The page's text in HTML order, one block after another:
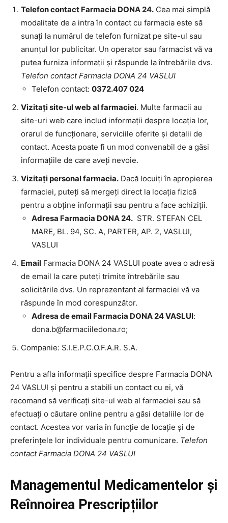
Telefon contact Farmacia DONA 24. Cea mai simplă
modalitate de a intra în contact cu farmacia este să
sunați la numărul de telefon furnizat pe site-ul sau
anunțul lor publicitar. Un operator sau farmacist vă va
putea furniza informații și răspunde la întrebările dvs.
Telefon contact Farmacia DONA 24 VASLUI
Telefon contact: 0372.407 024
Vizitați site-ul web al farmaciei. Multe farmacii au
site-uri web care includ informații despre locația lor,
orarul de funcționare, serviciile oferite și detalii de
contact. Acesta poate fi un mod convenabil de a găsi
informațiile de care aveți nevoie.
Vizitați personal farmacia. Dacă locuiți în apropierea
farmaciei, puteți să mergeți direct la locația fizică
pentru a obține informații sau pentru a face achiziții.
Adresa Farmacia DONA 24. STR. STEFAN CEL
MARE, BL. 94, SC. A, PARTER, AP. 2, VASLUI,
VASLUI
Email Farmacia DONA 24 VASLUI poate avea o adresă
de email la care puteți trimite întrebările sau
solicitările dvs. Un reprezentant al farmaciei vă va
răspunde în mod corespunzător.
Adresa de email Farmacia DONA 24 VASLUI:
dona.b@farmaciiledona.ro;
Companie: S.I.E.P.C.O.F.A.R. S.A.
Pentru a afla informații specifice despre Farmacia DONA
24 VASLUI și pentru a stabili un contact cu ei, vă
recomand să verificați site-ul web al farmaciei sau să
efectuați o căutare online pentru a găsi detaliile lor de
contact. Acestea vor varia în funcție de locație și de
preferințele lor individuale pentru comunicare. Telefon
contact Farmacia DONA 24 VASLUI
Managementul Medicamentelor și
Reînnoirea Prescripțiilor